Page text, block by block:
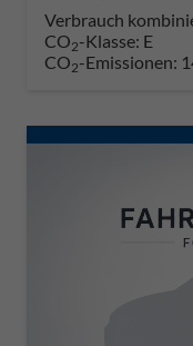
Verbrauch
CO2-Klasse: E
CO2-Emissionen: